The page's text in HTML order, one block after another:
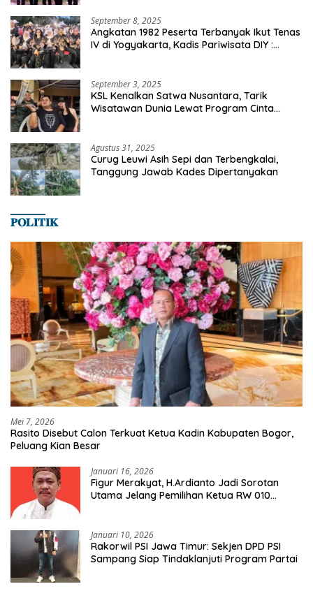
September 8, 2025
Angkatan 1982 Peserta Terbanyak Ikut Tenas
IV di Yogyakarta, Kadis Pariwisata DIY :
September 3, 2025
KSL Kenalkan Satwa Nusantara, Tarik
Wisatawan Dunia Lewat Program Cinta
Agustus 31, 2025
Curug Leuwi Asih Sepi dan Terbengkalai,
Tanggung Jawab Kades Dipertanyakan
𝐏𝐎𝐋𝐈𝐓𝐈𝐊
Mei 7, 2026
Rasito Disebut Calon Terkuat Ketua Kadin Kabupaten Bogor,
Peluang Kian Besar
Januari 16, 2026
Figur Merakyat, H.Ardianto Jadi Sorotan
Utama Jelang Pemilihan Ketua RW 010
Januari 10, 2026
Rakorwil PSI Jawa Timur: Sekjen DPD PSI
Sampang Siap Tindaklanjuti Program Partai